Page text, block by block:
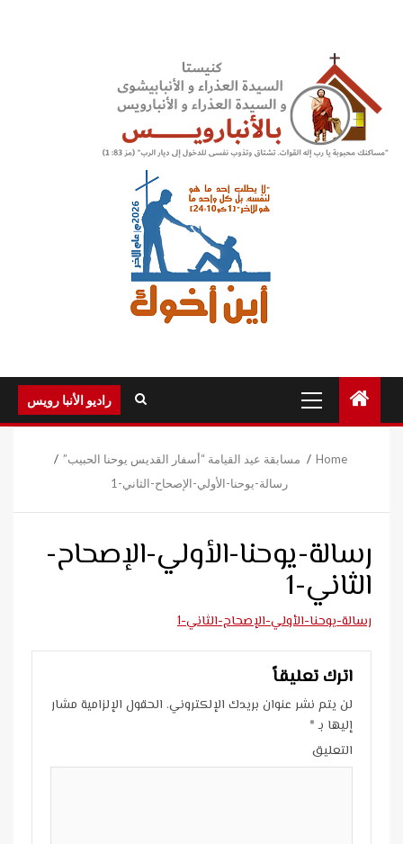
Menu
راديو الأنبا رويس
Home
مسابقة عيد القيامة “أسفار القديس يوحنا الحبيب”
رسالة-يوحنا-الأولي-الإصحاح-الثاني-1
رسالة-يوحنا-الأولي-الإصحاح-
الثاني-1
رسالة-يوحنا-الأولي-الإصحاح-الثاني-1
اترك تعليقاً
لن يتم نشر عنوان بريدك الإلكتروني. الحقول الإلزامية مشار
إليها بـ*
التعليق